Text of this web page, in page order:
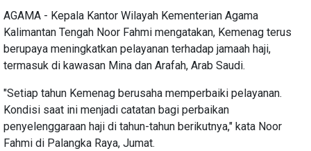
AGAMA - Kepala Kantor Wilayah Kementerian Agama
Kalimantan Tengah Noor Fahmi mengatakan, Kemenag terus
berupaya meningkatkan pelayanan terhadap jamaah haji,
termasuk di kawasan Mina dan Arafah, Arab Saudi.
"Setiap tahun Kemenag berusaha memperbaiki pelayanan.
Kondisi saat ini menjadi catatan bagi perbaikan
penyelenggaraan haji di tahun-tahun berikutnya," kata Noor
Fahmi di Palangka Raya, Jumat.